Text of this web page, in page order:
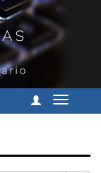
Cambiar